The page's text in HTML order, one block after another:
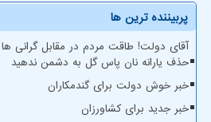
پربیننده ترین ها
آقای دولت! طاقت مردم در مقابل گرانی
حذف یارانه نان پاس گل به دشمن ندهید
خبر خوش دولت برای گندمکاران
خبر جدید برای کشاورزان